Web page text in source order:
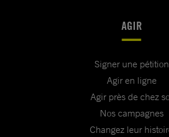
AGIR
Signer une pétition
Agir en ligne
Agir près de chez
Nos campagnes
Changez leur